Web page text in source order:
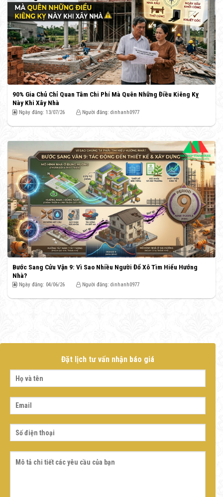
90% Gia Chủ Chỉ Quan Tâm Chi Phí Mà Quên Những Điều Kiêng Kỵ
Này Khi Xây Nhà
Ngày đăng: 13/07/26 Người đăng: dinhanh0977
Bước Sang Cửu Vận 9: Vì Sao Nhiều Người Đổ Xô Tìm Hiểu Hướng
Nhà?
Ngày đăng: 04/06/26 Người đăng: dinhanh0977
Đặt lịch tư vấn nhận báo giá